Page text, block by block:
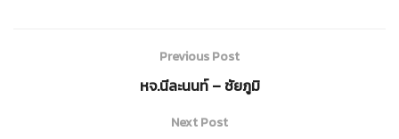
Previous Post
หจ.นีละนนท์ – ชัยภูมิ
Next Post